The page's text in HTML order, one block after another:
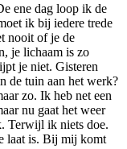
ene dag loop ik de
ik bij iedere trede
nooit of je de
je lichaam is zo
je niet. Gisteren
de tuin aan het werk?
zo. Ik heb net een
nu gaat het weer
Terwijl ik niets doe.
laat is. Bij mij komt